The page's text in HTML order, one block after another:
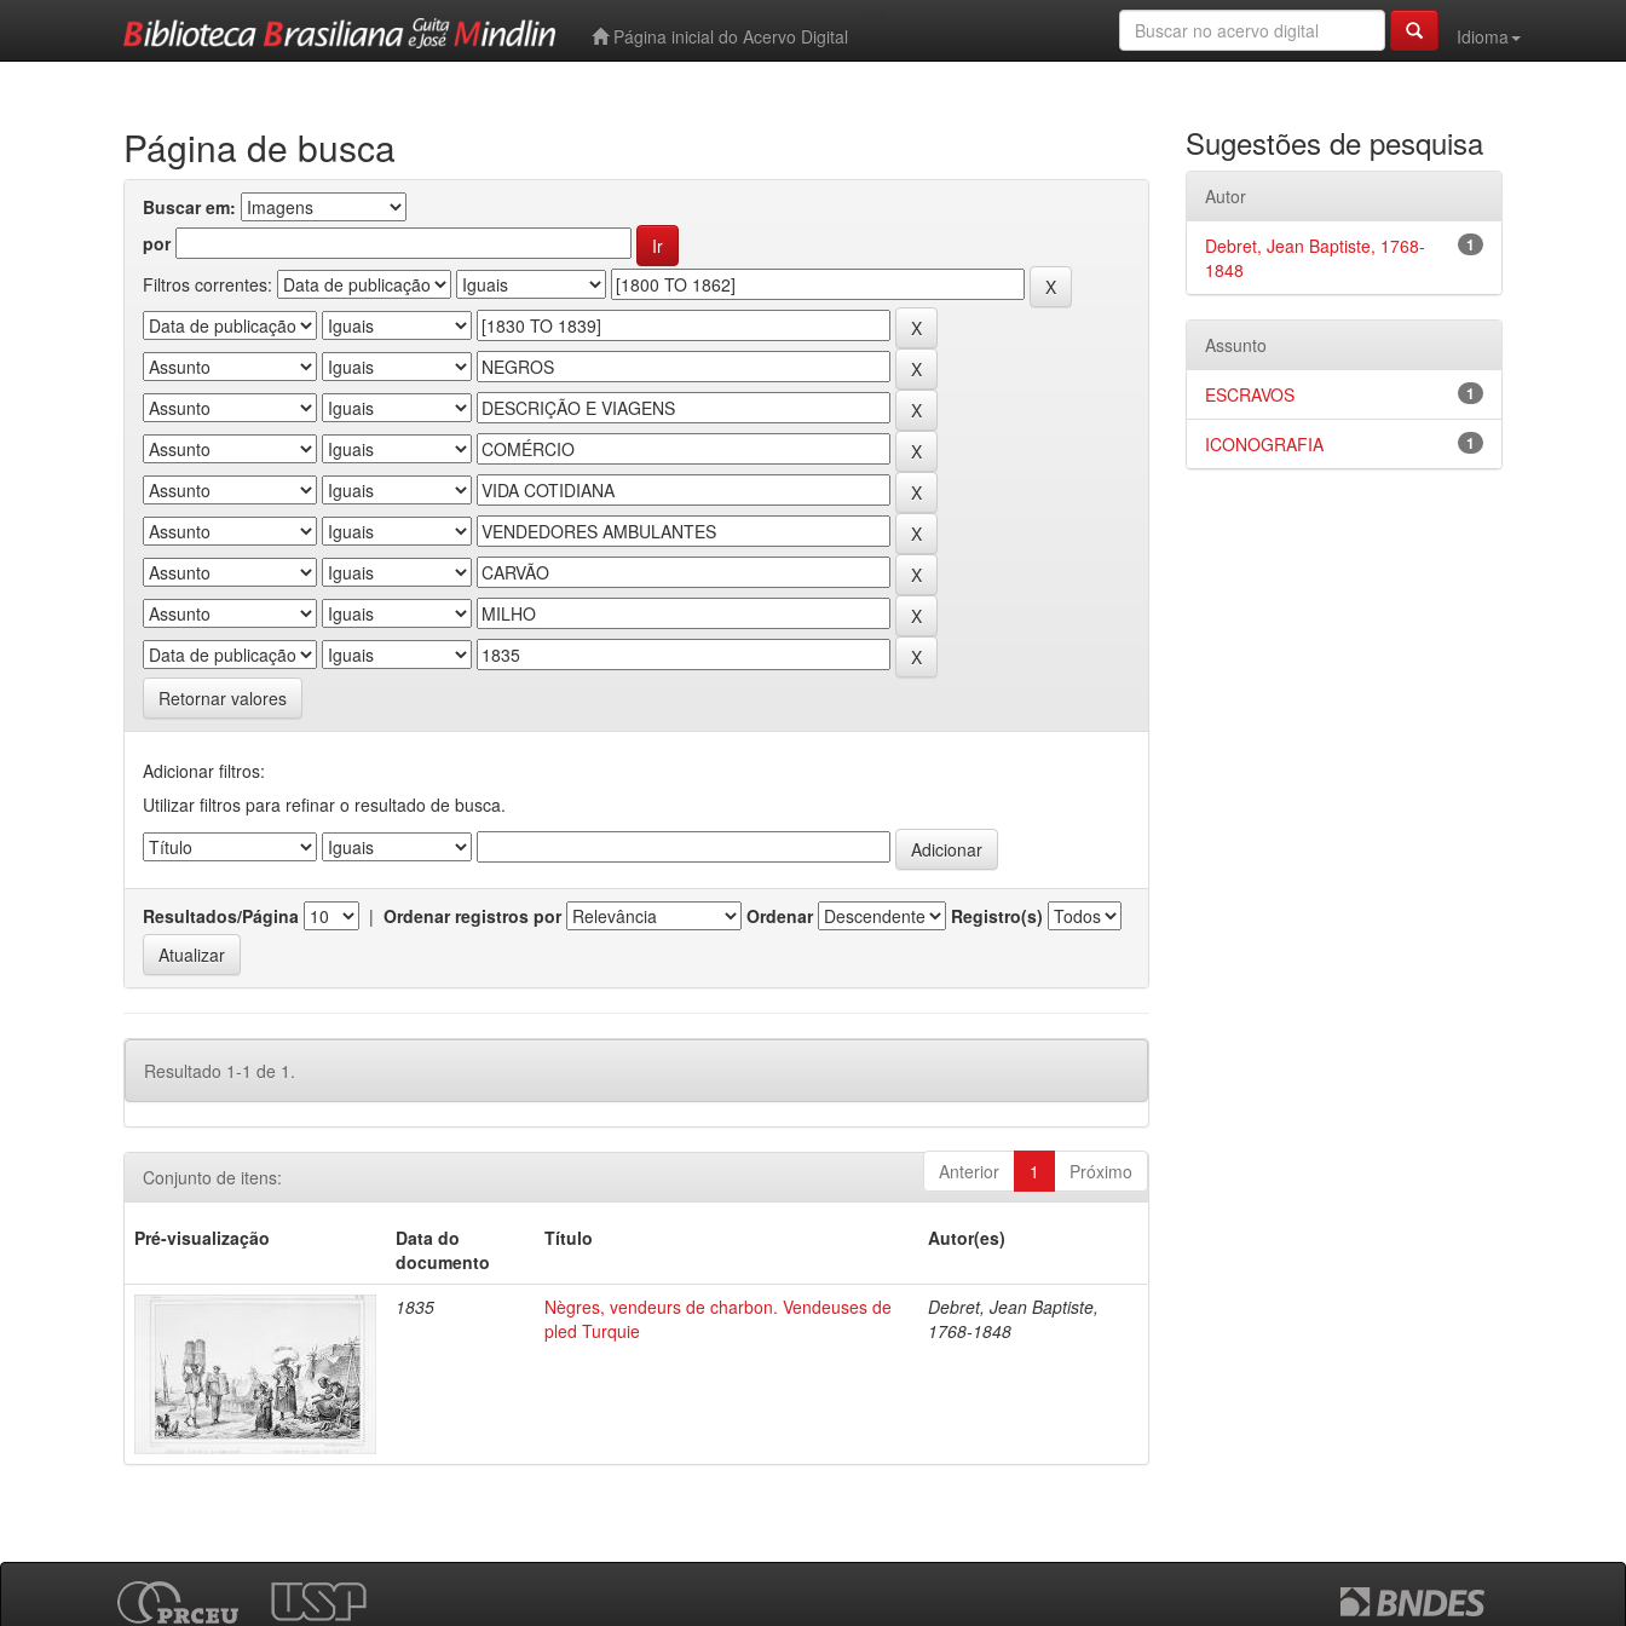
Página inicial do Acervo Digital
Idioma
Página de busca
Buscar em:
por
Filtros correntes:
Retornar valores
Adicionar filtros:
Utilizar filtros para refinar o resultado de busca.
Resultados/Página | Ordenar registros por Ordenar Registro(s)
Resultado 1-1 de 1.
Anterior 1 Próximo
Conjunto de itens:
Pré-visualização
Data do
documento
Título Autor(es)
1835
Nègres, vendeurs de charbon. Vendeuses de
pled Turquie
Debret, Jean Baptiste,
1768-1848
Sugestões de pesquisa
Autor
1
Debret, Jean Baptiste, 1768-
1848
Assunto
1
ESCRAVOS
1
ICONOGRAFIA